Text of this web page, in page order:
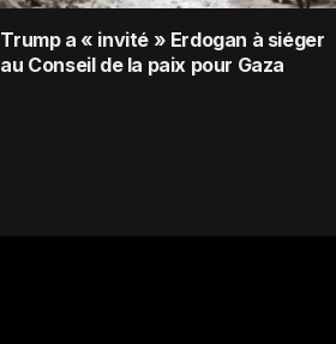
Trump a « invité » Erdogan à siéger
au Conseil de la paix pour Gaza